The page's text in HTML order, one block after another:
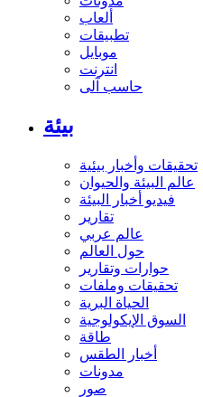
ألعاب
تطبيقات
موبايل
انترنت
حاسب آلى
بيئة
تحقيقات وأخبار بيئية
عالم البيئة والحيوان
فيديو أخبار البيئة
تقارير
عالم عربي
حول العالم
حوارات وتقارير
تحقيقات وملفات
الحياة البرية
السوق الإيكولوجية
طاقة
أخبار الطقس
مدونات
صور